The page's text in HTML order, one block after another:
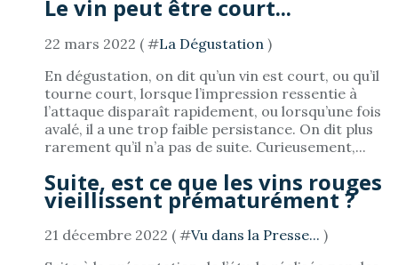
Le vin peut être court...
22 mars 2022 ( #La Dégustation )
En dégustation, on dit qu’un vin est court, ou qu’il
tourne court, lorsque l’impression ressentie à
l’attaque disparaît rapidement, ou lorsqu’une fois
avalé, il a une trop faible persistance. On dit plus
rarement qu’il n’a pas de suite. Curieusement,...
Suite, est ce que les vins rouges
vieillissent prématurément ?
21 décembre 2022 ( #Vu dans la Presse... )